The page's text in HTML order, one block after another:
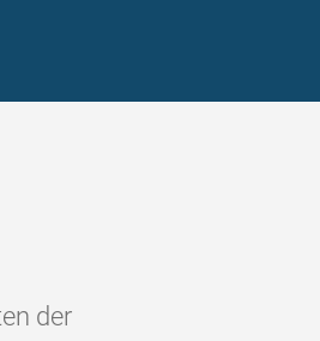
der